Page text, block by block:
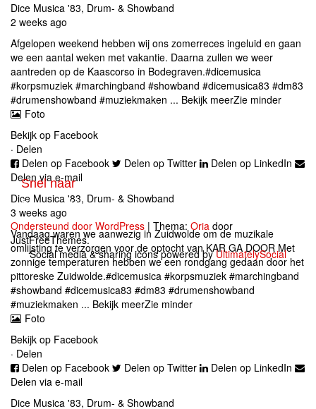
Dice Musica '83, Drum- & Showband
2 weeks ago
Afgelopen weekend hebben wij ons zomerreces ingeluid en gaan
we een aantal weken met vakantie. Daarna zullen we weer
aantreden op de Kaascorso in Bodegraven.#dicemusica
#korpsmuziek #marchingband #showband #dicemusica83 #dm83
#drumenshowband #muziekmaken ... Bekijk meerZie minder
Foto
Bekijk op Facebook
· Delen
Delen op Facebook
Delen op Twitter
Delen op LinkedIn
Delen via e-mail
Dice Musica '83, Drum- & Showband
3 weeks ago
Vandaag waren we aanwezig in Zuidwolde om de muzikale
omlijsting te verzorgen voor de optocht van KAR GA DOORMet
zonnige temperaturen hebben we een rondgang gedaan door het
pittoreske Zuidwolde.#dicemusica #korpsmuziek #marchingband
#showband #dicemusica83 #dm83 #drumenshowband
#muziekmaken ... Bekijk meerZie minder
Foto
Bekijk op Facebook
· Delen
Delen op Facebook
Delen op Twitter
Delen op LinkedIn
Delen via e-mail
Dice Musica '83, Drum- & Showband
Snel naar
Privacy verklaring
Ondersteund door WordPress | Thema: Oria door
JustFreeThemes.
Social media & sharing icons powered byUltimatelySocial